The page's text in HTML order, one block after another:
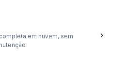
em nuvem, sem